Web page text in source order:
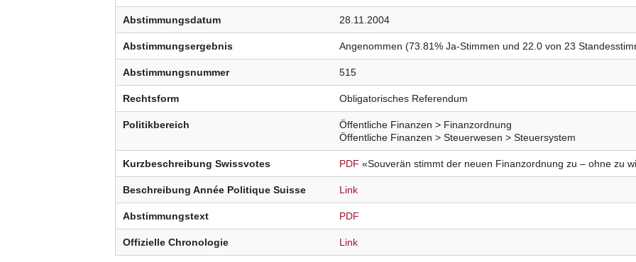
Abstimmungsdatum 28.11.2004
Abstimmungsergebnis Angenommen (73.81% Ja-Stimmen und 22.0 von 23
Abstimmungsnummer 515
Rechtsform Obligatorisches Referendum
Politikbereich
Öffentliche Finanzen > Finanzordnung
Öffentliche Finanzen > Steuerwesen > Steuersystem
Kurzbeschreibung Swissvotes PDF «Souverän stimmt der neuen Finanzordnung zu – ohne zu
Beschreibung Année Politique Suisse Link
Abstimmungstext PDF
Offizielle Chronologie Link